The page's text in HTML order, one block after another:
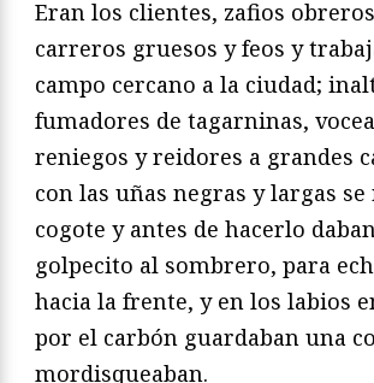
Eran los clientes, zafios
carreros gruesos y feos y
campo cercano a la ciudad;
fumadores de tagarninas,
reniegos y reidores a grandes
con las uñas negras y largas se
cogote y antes de hacerlo
golpecito al sombrero, para
hacia la frente, y en los labios
por el carbón guardaban una
mordisqueaban.